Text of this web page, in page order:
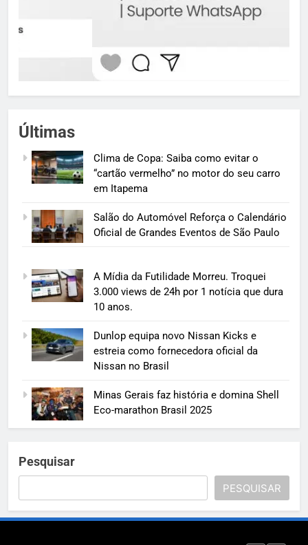
Últimas
Clima de Copa: Saiba como evitar o
“cartão vermelho” no motor do seu carro
em Itapema
Salão do Automóvel Reforça o Calendário
Oficial de Grandes Eventos de São Paulo
A Mídia da Futilidade Morreu. Troquei
3.000 views de 24h por 1 notícia que dura
10 anos.
Dunlop equipa novo Nissan Kicks e
estreia como fornecedora oficial da
Nissan no Brasil
Minas Gerais faz história e domina Shell
Eco-marathon Brasil 2025
Pesquisar
PESQUISAR